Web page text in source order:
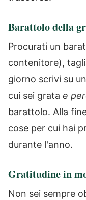
Barattolo della
Procurati un
contenitore),
giorno scrivi su
cui sei grata e
barattolo. Alla
cose per cui hai
durante l'anno.
Gratitudine in
Non sei sempre